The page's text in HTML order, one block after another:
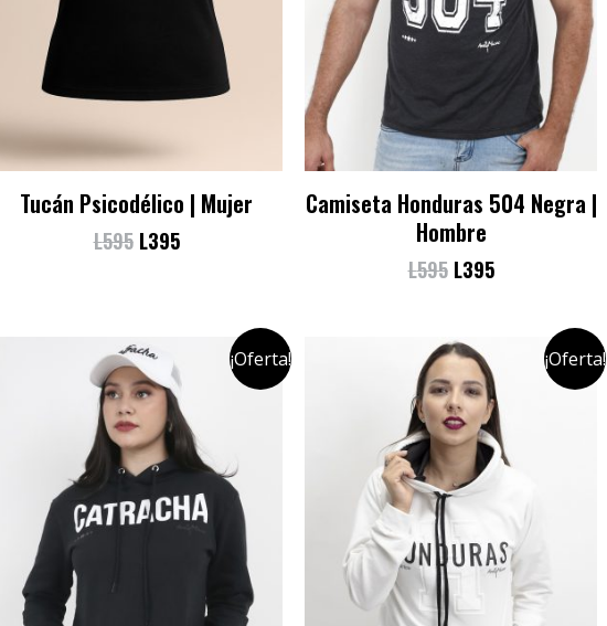
Tucán Psicodélico | Mujer
L595 L395
Camiseta Honduras 504 Negra |
Hombre
L595 L395
¡Oferta! ¡Oferta!